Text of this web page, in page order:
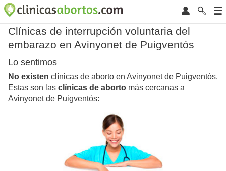
Clínicas de interrupción voluntaria del
embarazo en Avinyonet de Puigventós
Lo sentimos
No existen clínicas de aborto en Avinyonet de Puigventós.
Estas son las clínicas de aborto más cercanas a
Avinyonet de Puigventós: